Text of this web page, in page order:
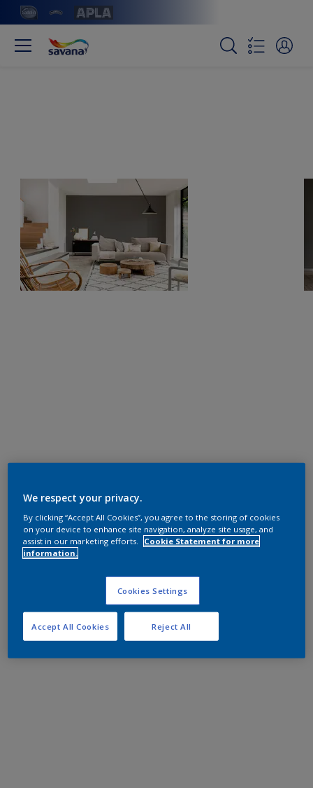
We respect your privacy.
By clicking “Accept All Cookies”, you agree to the storing of cookies
on your device to enhance site navigation, analyze site usage, and
assist in our marketing efforts.
Cookie Statement for more
information.
Cookies Settings
Reject All
Accept All Cookies